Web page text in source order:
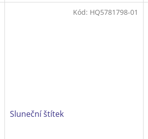
Sluneční štítek
Kód: HQ5781798-01